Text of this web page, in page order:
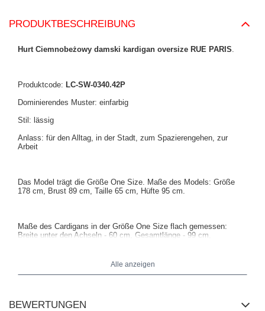
PRODUKTBESCHREIBUNG
Hurt Ciemnobeżowy damski kardigan oversize RUE PARIS
Produktcode: LC-SW-0340.42P
Dominierendes Muster: einfarbig
Stil: lässig
Anlass: für den Alltag, in der Stadt, zum Spazierengehen, zur
Arbeit
Das Model trägt die Größe One Size. Maße des Models: Größe
178 cm, Brust 89 cm, Taille 65 cm, Hüfte 95 cm.
Maße des Cardigans in der Größe One Size flach gemessen:
Breite unter den Achseln - 60 cm, Gesamtlänge - 99 cm,
Alle anzeigen
BEWERTUNGEN